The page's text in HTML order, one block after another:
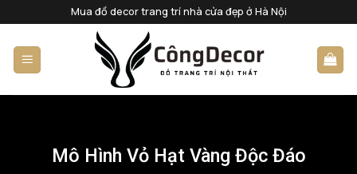
qua
nội
dung
Mua đồ decor trang trí nhà cửa đẹp ở Hà Nội
Mô Hình Vỏ Hạt Vàng Độc Đáo